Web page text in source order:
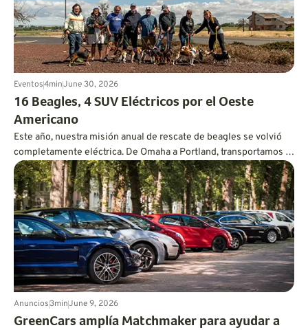
vehículos eléctricos e híbridos.
Eventos4minJune 30, 2026
16 Beagles, 4 SUV Eléctricos por el Oeste
Americano
Este año, nuestra misión anual de rescate de beagles se volvió
completamente eléctrica. De Omaha a Portland, transportamos a
16 perros 1.700 millas hasta sus hogares definitivos sin usar una
gota de gasolina.
Anuncios3minJune 9, 2026
GreenCars amplía Matchmaker para ayudar a